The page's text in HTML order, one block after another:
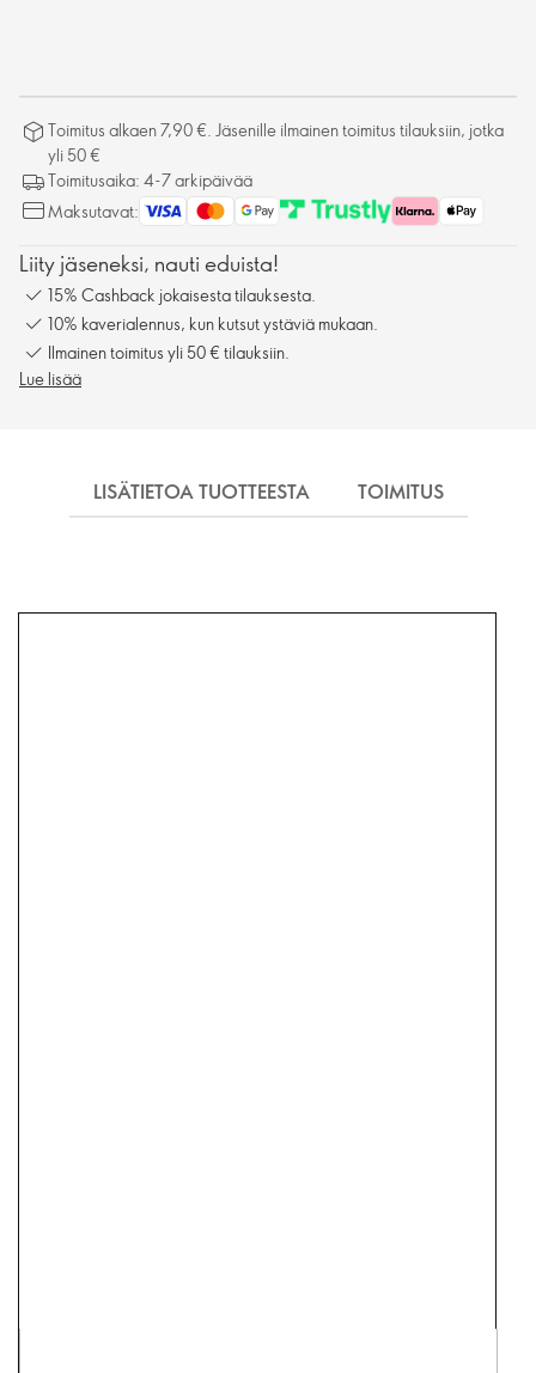
Toimitus alkaen 7,90 €. Jäsenille ilmainen toimitus tilauksiin, jotka
yli 50 €
Toimitusaika: 4-7 arkipäivää
Maksutavat:
Liity jäseneksi, nauti eduista!
15% Cashback jokaisesta tilauksesta.
10% kaverialennus, kun kutsut ystäviä mukaan.
Ilmainen toimitus yli 50 € tilauksiin.
Lue lisää
LISÄTIETOA TUOTTEESTA TOIMITUS